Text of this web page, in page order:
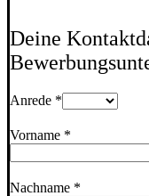
Deine
Anrede *
Vorname *
Nachname *